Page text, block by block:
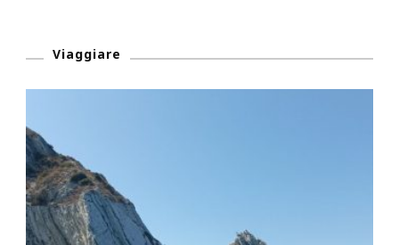
Viaggiare